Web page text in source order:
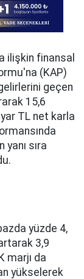
ilişkin finansal
(KAP)
geçen
15,6
TL net karla
sıra
yüzde 4,
3,9
marjı da
yükselerek